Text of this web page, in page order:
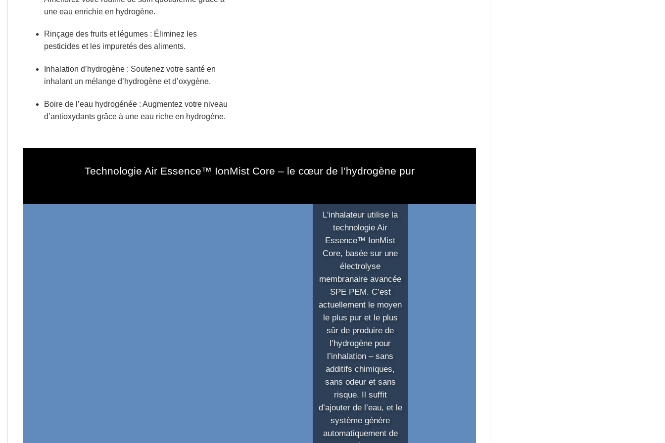
une eau enrichie en hydrogène.
Rinçage des fruits et légumes: Éliminez les
pesticides et les impuretés des aliments.
Inhalation d’hydrogène: Soutenez votre santé en
inhalant un mélange d’hydrogène et d’oxygène.
Boire de l’eau hydrogénée: Augmentez votre niveau
d’antioxydants grâce à une eau riche en hydrogène.
Technologie Air Essence™ IonMist Core – le cœur de l’hydrogène pur
L'inhalateur utilise la
technologie Air
Essence™ IonMist
Core, basée sur une
électrolyse
membranaire avancée
SPE PEM. C’est
actuellement le moyen
le plus pur et le plus
sûr de produire de
l’hydrogène pour
l’inhalation – sans
additifs chimiques,
sans odeur et sans
risque. Il suffit
d’ajouter de l’eau, et le
système génère
automatiquement de